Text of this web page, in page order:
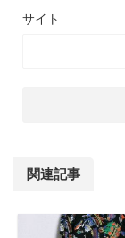
サイト
関連記事